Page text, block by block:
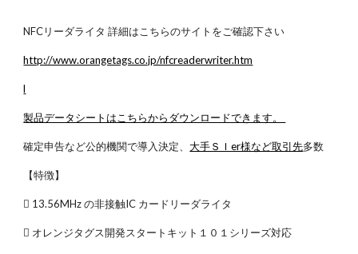
NFCリーダライタ 詳細はこちらのサイトをご確認下さい
http://www.orangetags.co.jp/nfcreaderwriter.htm
l
製品データシートはこちらからダウンロードできます。
確定申告など公的機関で導入決定、 大手ＳＩer様など取引先多数
【特徴】
 13.56MHz の非接触IC カードリーダライタ
 オレンジタグス開発スタートキット１０１シリーズ対応